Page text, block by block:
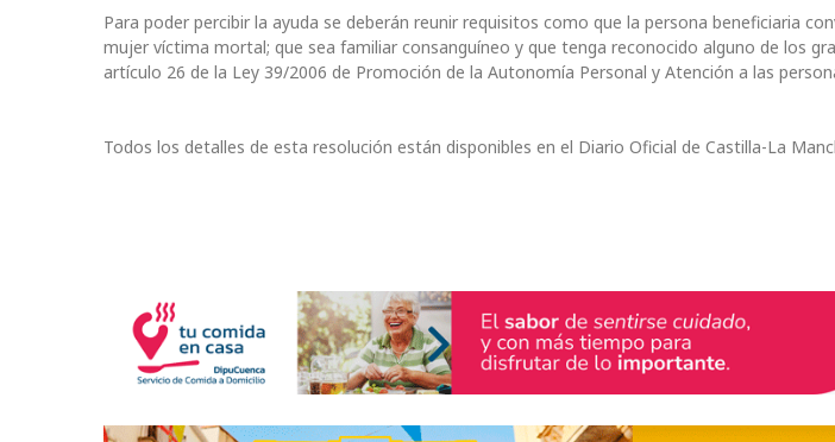
Para poder percibir la ayuda se deberán reunir requisitos como que la persona beneficiaria
mujer víctima mortal; que sea familiar consanguíneo y que tenga reconocido alguno de los
artículo 26 de la Ley 39/2006 de Promoción de la Autonomía Personal y Atención a las
Todos los detalles de esta resolución están disponibles en el Diario Oficial de Castilla-La